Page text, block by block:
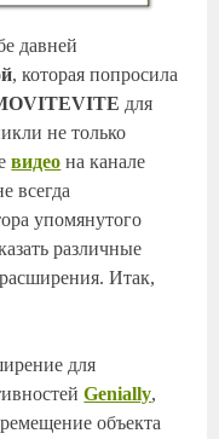
давней
, которая попросила
для
не только
видео на канале
всегда
упомянутого
различные
Итак,
для
Genially,
объекта